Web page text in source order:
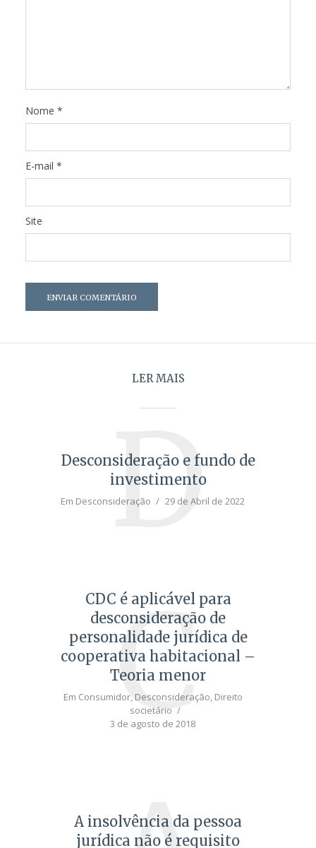
Nome *
E-mail *
Site
LER MAIS
Desconsideração e fundo de
investimento
Em Desconsideração 29 de Abril de 2022
D
CDC é aplicável para
desconsideração de
personalidade jurídica de
cooperativa habitacional –
Teoria menor
Em Consumidor, Desconsideração, Direito
societário
3 de agosto de 2018
C
A insolvência da pessoa
jurídica não é requisito